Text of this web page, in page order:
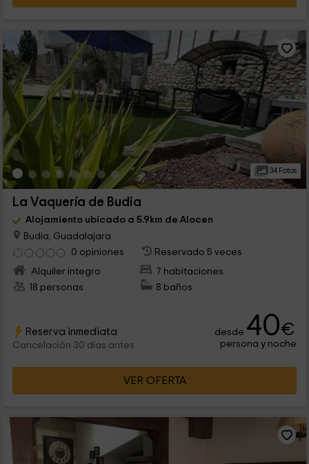
34 Fotos
La Vaquería de Budia
Alojamiento ubicado a 5.9km de Alocen
Budia, Guadalajara
0 opiniones
Reservado 5 veces
Alquiler íntegro
7 habitaciones
18 personas
8 baños
Reserva inmediata
Cancelación 30 días antes
desde 40€
persona y noche
VER OFERTA